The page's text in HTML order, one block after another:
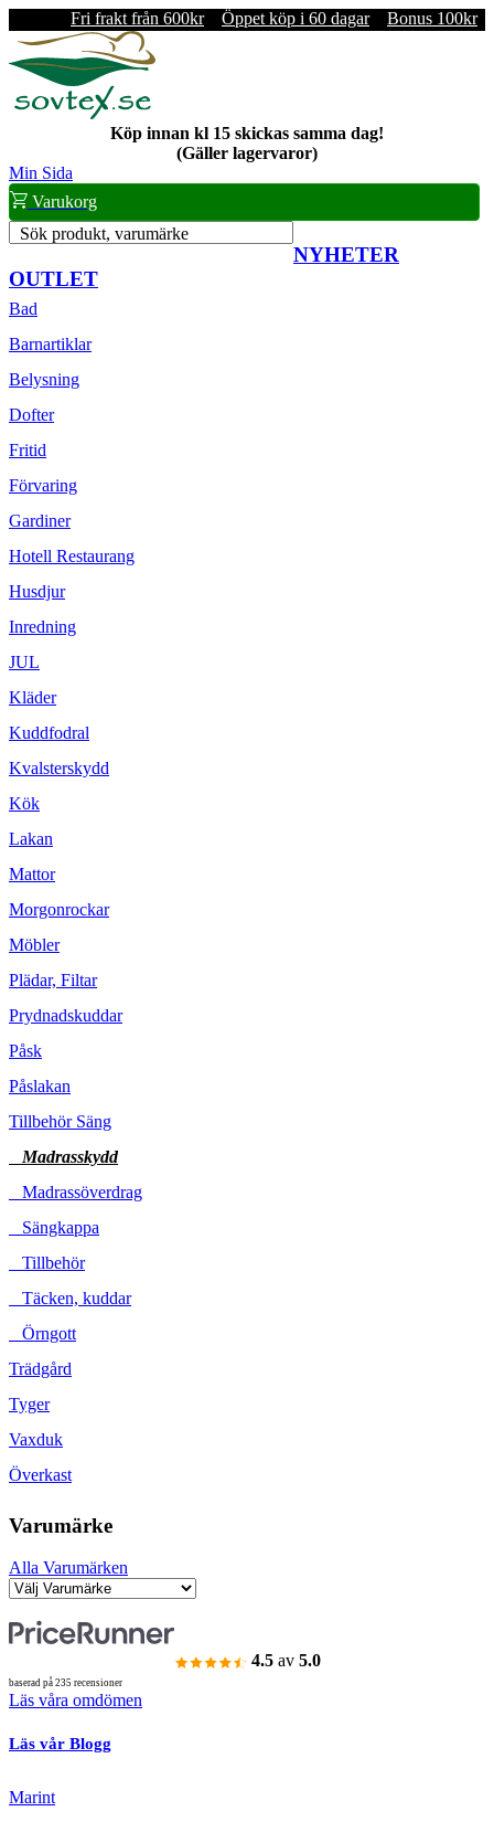
Fri frakt från 600kr Öppet köp i 60 dagar Bonus 100kr
Köp innan kl 15 skickas samma dag!
(Gäller lagervaror)
Min Sida
Varukorg
Sök produkt, varumärke
NYHETER
OUTLET
Bad
Barnartiklar
Belysning
Dofter
Fritid
Förvaring
Gardiner
Hotell Restaurang
Husdjur
Inredning
JUL
Kläder
Kuddfodral
Kvalsterskydd
Kök
Lakan
Mattor
Morgonrockar
Möbler
Plädar, Filtar
Prydnadskuddar
Påsk
Påslakan
Tillbehör Säng
Madrasskydd
Madrassöverdrag
Sängkappa
Tillbehör
Täcken, kuddar
Örngott
Trädgård
Tyger
Vaxduk
Överkast
Varumärke
Alla Varumärken
4.5 av 5.0
baserad på 235 recensioner
Läs våra omdömen
Läs vår Blogg
Marint